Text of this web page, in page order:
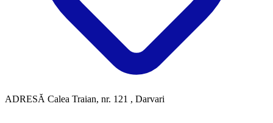
ADRESĂ Calea Traian, nr. 121 , Darvari